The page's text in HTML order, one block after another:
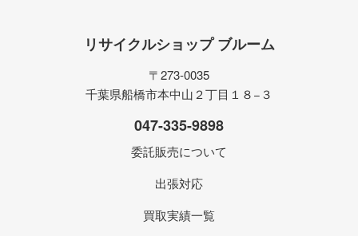
リサイクルショップ ブルーム
〒273-0035
千葉県船橋市本中山２丁目１８−３
047-335-9898
委託販売について
出張対応
買取実績一覧